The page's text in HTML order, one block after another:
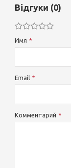
Відгуки (0)
Имя
Email
Комментарий